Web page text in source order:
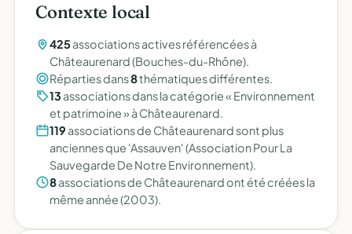
Contexte local
425associations actives référencées à
Châteaurenard (Bouches-du-Rhône).
Réparties dans8thématiques différentes.
13associations dans la catégorie « Environnement
et patrimoine » à Châteaurenard.
119 associations de Châteaurenard sont plus
anciennes que 'Assauven' (Association Pour La
Sauvegarde De Notre Environnement).
8associations de Châteaurenard ont été créées la
même année (2003).